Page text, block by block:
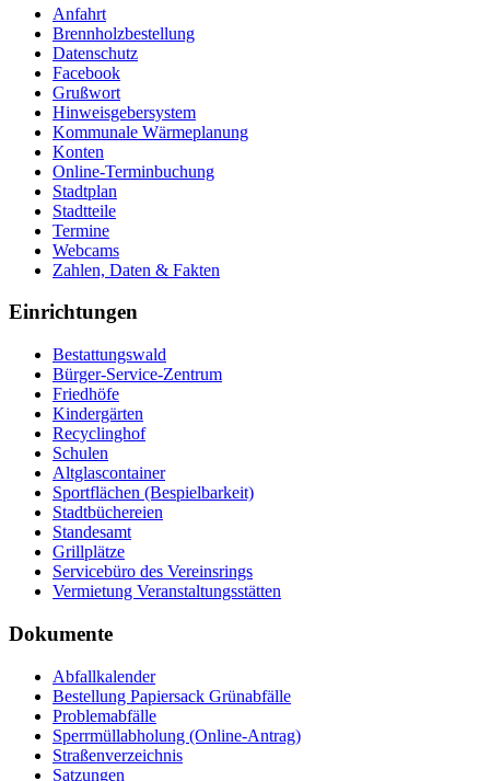
Anfahrt
Brennholzbestellung
Datenschutz
Facebook
Grußwort
Hinweisgebersystem
Kommunale Wärmeplanung
Konten
Online-Terminbuchung
Stadtplan
Stadtteile
Termine
Webcams
Zahlen, Daten & Fakten
Einrichtungen
Bestattungswald
Bürger-Service-Zentrum
Friedhöfe
Kindergärten
Recyclinghof
Schulen
Altglascontainer
Sportflächen (Bespielbarkeit)
Stadtbüchereien
Standesamt
Grillplätze
Servicebüro des Vereinsrings
Vermietung Veranstaltungsstätten
Dokumente
Abfallkalender
Bestellung Papiersack Grünabfälle
Problemabfälle
Sperrmüllabholung (Online-Antrag)
Straßenverzeichnis
Satzungen